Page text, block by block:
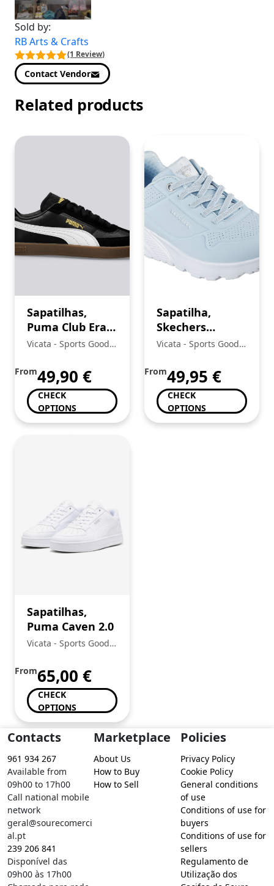
Sold by:
RB Arts & Crafts
(1 Review)
Contact Vendor
Related products
Sapatilhas,
Puma Club Era
II
Vicata - Sports Goods
Lda.:
From49,90 €
CHECK
OPTIONS
Sapatilha,
Skechers
Street™ Uno
Vicata - Sports Goods
Lda.:
From49,95 €
CHECK
OPTIONS
Sapatilhas,
Puma Caven 2.0
Vicata - Sports Goods
Lda.:
From65,00 €
CHECK
OPTIONS
Contacts
961 934 267
Available from
09h00 to 17h00
Call national mobile
network
geral@sourecomerci
al.pt
239 206 841
Disponível das
09h00 às 17h00
Marketplace
About Us
How to Buy
How to Sell
Policies
Privacy Policy
Cookie Policy
General conditions
of use
Conditions of use for
buyers
Conditions of use for
sellers
Regulamento de
Utilização dos